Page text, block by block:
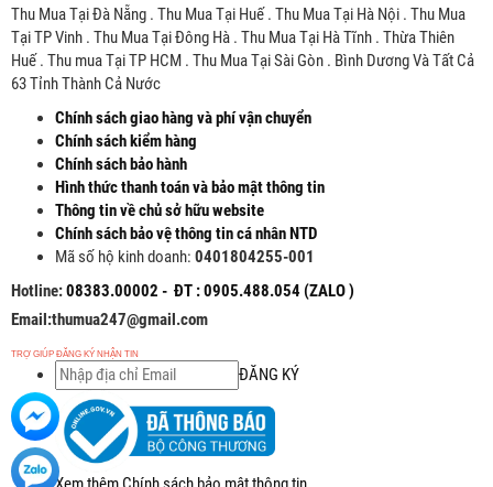
Thu Mua Tại Đà Nẵng . Thu Mua Tại Huế . Thu Mua Tại Hà Nội . Thu Mua
Tại TP Vinh . Thu Mua Tại Đông Hà . Thu Mua Tại Hà Tĩnh . Thừa Thiên
Huế . Thu mua Tại TP HCM . Thu Mua Tại Sài Gòn . Bình Dương Và Tất Cả
63 Tỉnh Thành Cả Nước
Chính sách giao hàng và phí vận chuyển
Chính sách kiểm hàng
Chính sách bảo hành
Hình thức thanh toán và bảo mật thông tin
Thông tin về chủ sở hữu website
Chính sách bảo vệ thông tin cá nhân NTD
Mã số hộ kinh doanh: 0401804255-001
Hotline:08383.00002 - ĐT : 0905.488.054 (ZALO )
Email:thumua247@gmail.com
TRỢ GIÚP ĐĂNG KÝ NHẬN TIN
ĐĂNG KÝ